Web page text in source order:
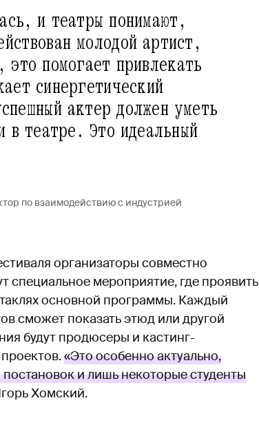
и театры понимают,
молодой артист,
помогает привлекать
синергетический
актер должен уметь
в театре. Это идеальный
по взаимодействию с индустрией
организаторы совместно
специальное мероприятие, где проявить
основной программы. Каждый
сможет показать этюд или другой
будут продюсеры и кастинг-
«Это особенно актуально,
и лишь некоторые студенты
Хомский.